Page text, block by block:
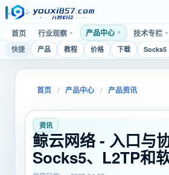
首页 行业观察 ▼ 产品中心 ▼ 技术专栏 ▼
快捷 产品 教程 价格 下载 Socks5
首页 / 产品中心 / 产品资讯
资讯
鲸云网络 - 入口与
Socks5、L2TP和